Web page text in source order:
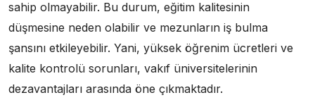
sahip olmayabilir. Bu durum, eğitim kalitesinin
düşmesine neden olabilir ve mezunların iş bulma
şansını etkileyebilir. Yani, yüksek öğrenim ücretleri ve
kalite kontrolü sorunları, vakıf üniversitelerinin
dezavantajları arasında öne çıkmaktadır.